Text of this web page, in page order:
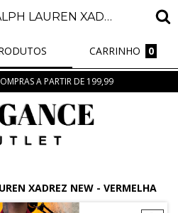
CAMISA SOCIAL RALPH LAUREN XADREZ NEW - VERMELHA
CARRINHO 0
A PARTIR DE 199,99
XADREZ NEW - VERMELHA